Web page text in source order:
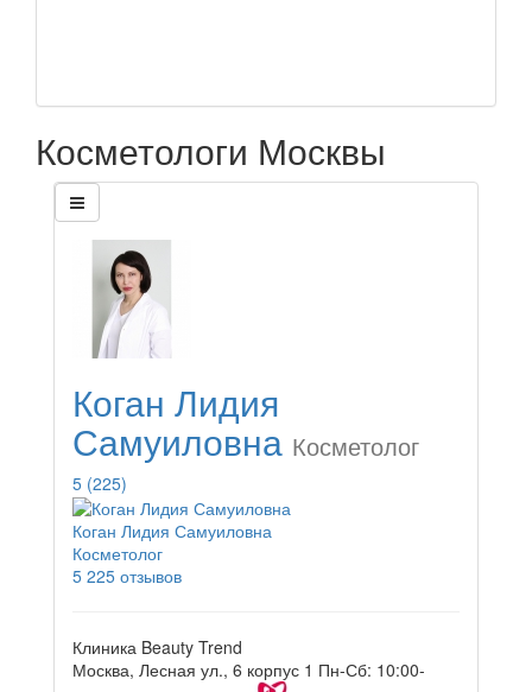
Косметологи Москвы
Коган Лидия
Самуиловна Косметолог
5 (225)
Коган Лидия Самуиловна
Косметолог
5 225 отзывов
Клиника Beauty Trend
Москва, Лесная ул., 6 корпус 1 Пн-Сб: 10:00-